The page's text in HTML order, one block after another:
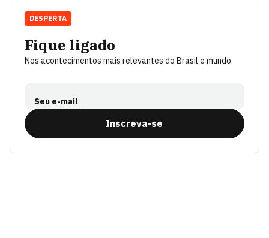
Fique ligado
Nos acontecimentos mais relevantes do Brasil e mundo.
Seu e-mail
Inscreva-se
DESPERTA